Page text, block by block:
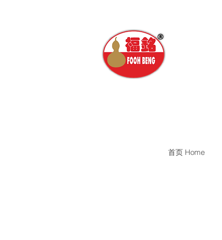
首页 Home